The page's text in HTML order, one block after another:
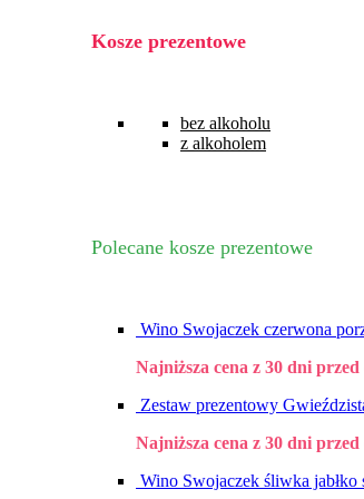
Kosze prezentowe
bez alkoholu
z alkoholem
Polecane kosze prezentowe
Wino Swojaczek czerwona
Najniższa cena z 30 dni
Zestaw prezentowy
Najniższa cena z 30 dni
Wino Swojaczek śliwka jabłko